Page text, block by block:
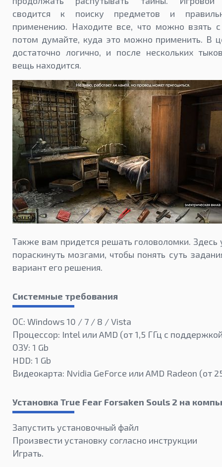
сводится к поиску предметов и
применению. Находите все, что можно взять
потом думайте, куда это можно применить. В
достаточно логично, и после нескольких
вещь находится.
Также вам придется решать головоломки.
пораскинуть мозгами, чтобы понять суть
вариант его решения.
Системные требования
ОС: Windows 10 / 7 / 8 / Vista
Процессор: Intel или AMD (от 1,5 ГГц с
ОЗУ: 1 Gb
HDD: 1 Gb
Видеокарта: Nvidia GeForce или AMD Radeon (от
Установка True Fear Forsaken Souls 2 на
Запустить установочный файл
Произвести установку согласно инструкции
Играть.